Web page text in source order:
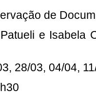
de
e Isabela
28/03, 04/04,